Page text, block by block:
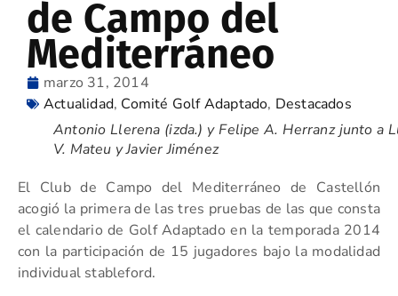
de Campo del
Mediterráneo
marzo 31, 2014
Actualidad, Comité Golf Adaptado, Destacados
Antonio Llerena (izda.) y Felipe A. Herranz junto a
V. Mateu y Javier Jiménez
El Club de Campo del Mediterráneo de Castellón
acogió la primera de las tres pruebas de las que consta
el calendario de Golf Adaptado en la temporada 2014
con la participación de 15 jugadores bajo la modalidad
individual stableford.